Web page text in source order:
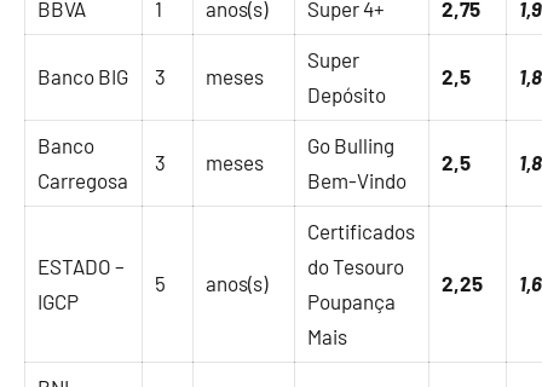
BBVA 1 anos(s) Super 4+ 2,75
Banco BIG 3 meses
Super
Depósito
2,5
Banco
Carregosa
3 meses
Go Bulling
Bem-Vindo
2,5
ESTADO –
IGCP
5 anos(s)
Certificados
do Tesouro
Poupança
Mais
2,25